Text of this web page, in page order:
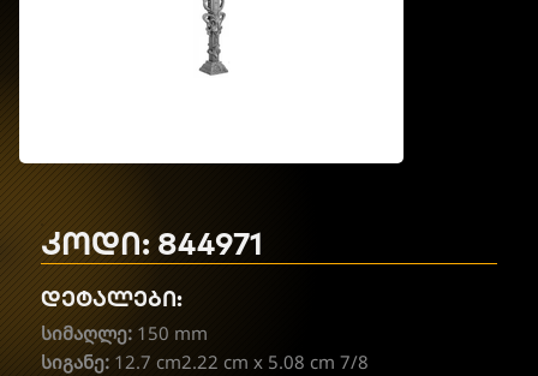
კოდი: 844971
დეტალები:
სიმაღლე: 150 mm
სიგანე: 12.7 cm2.22 cm x 5.08 cm 7/8